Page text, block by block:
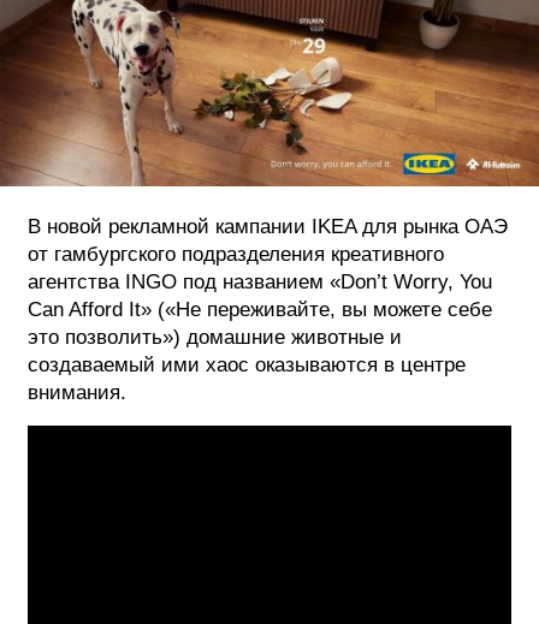
В новой рекламной кампании IKEA для рынка ОАЭ
от гамбургского подразделения креативного
агентства INGO под названием «Don’t Worry, You
Can Afford It» («Не переживайте, вы можете себе
это позволить») домашние животные и
создаваемый ими хаос оказываются в центре
внимания.
ИСТОРИИ БРЕНДОВ
О ПРОЕКТЕ
РЕКЛАМА
КОНТАКТЫ